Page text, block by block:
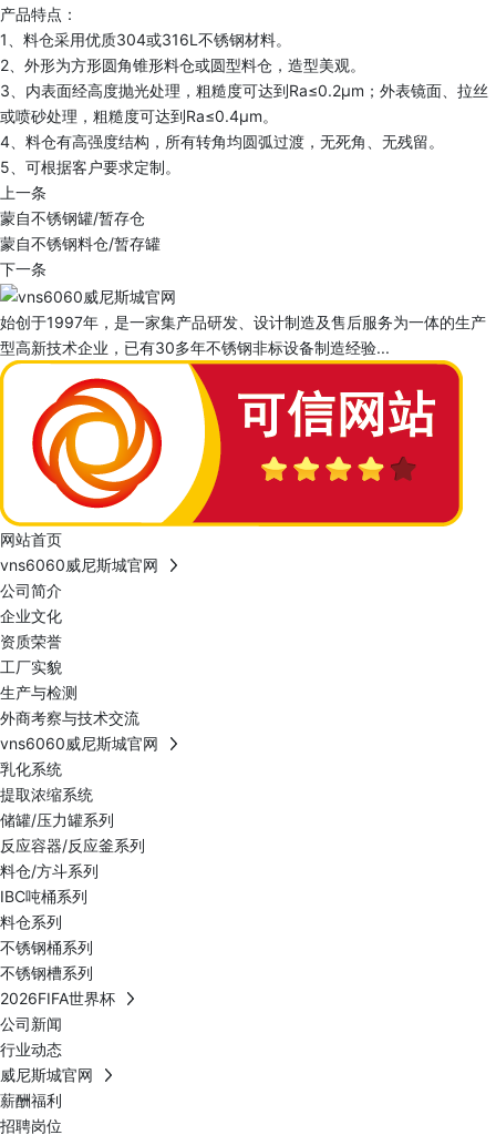
产品特点：
1、料仓采用优质304或316L不锈钢材料。
2、外形为方形圆角锥形料仓或圆型料仓，造型美观。
3、内表面经高度抛光处理，粗糙度可达到Ra≤0.2μm；外表镜面、拉丝
或喷砂处理，粗糙度可达到Ra≤0.4μm。
4、料仓有高强度结构，所有转角均圆弧过渡，无死角、无残留。
5、可根据客户要求定制。
上一条
蒙自不锈钢罐/暂存仓
蒙自不锈钢料仓/暂存罐
下一条
始创于1997年，是一家集产品研发、设计制造及售后服务为一体的生产
型高新技术企业，已有30多年不锈钢非标设备制造经验...
网站首页
vns6060威尼斯城官网
公司简介
企业文化
资质荣誉
工厂实貌
生产与检测
外商考察与技术交流
vns6060威尼斯城官网
乳化系统
提取浓缩系统
储罐/压力罐系列
反应容器/反应釜系列
料仓/方斗系列
IBC吨桶系列
料仓系列
不锈钢桶系列
不锈钢槽系列
2026FIFA世界杯
公司新闻
行业动态
威尼斯城官网
薪酬福利
招聘岗位